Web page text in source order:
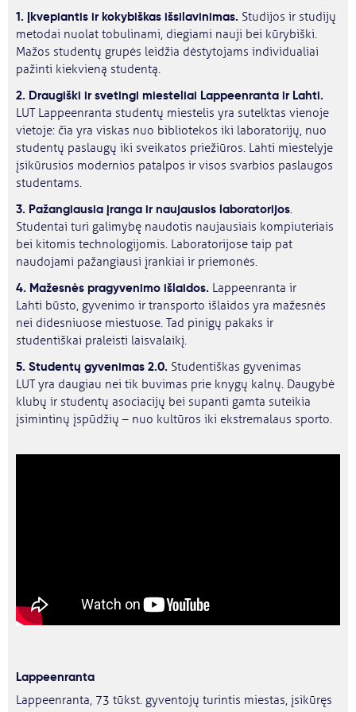
1. Įkvepiantis ir kokybiškas išsilavinimas. Studijos ir studijų
metodai nuolat tobulinami, diegiami nauji bei kūrybiški.
Mažos studentų grupės leidžia dėstytojams individualiai
pažinti kiekvieną studentą.
2. Draugiški ir svetingi miesteliai Lappeenranta ir Lahti.
LUT Lappeenranta studentų miestelis yra sutelktas vienoje
vietoje: čia yra viskas nuo bibliotekos iki laboratorijų, nuo
studentų paslaugų iki sveikatos priežiūros. Lahti miestelyje
įsikūrusios modernios patalpos ir visos svarbios paslaugos
studentams.
3. Pažangiausia įranga ir naujausios laboratorijos.
Studentai turi galimybę naudotis naujausiais kompiuteriais
bei kitomis technologijomis. Laboratorijose taip pat
naudojami pažangiausi įrankiai ir priemonės.
4. Mažesnės pragyvenimo išlaidos. Lappeenranta ir
Lahti būsto, gyvenimo ir transporto išlaidos yra mažesnės
nei didesniuose miestuose. Tad pinigų pakaks ir
studentiškai praleisti laisvalaikį.
5. Studentų gyvenimas 2.0. Studentiškas gyvenimas
LUT yra daugiau nei tik buvimas prie knygų kalnų. Daugybė
klubų ir studentų asociacijų bei supanti gamta suteikia
įsimintinų įspūdžių – nuo ​​kultūros iki ekstremalaus sporto.
Lappeenranta
Lappeenranta, 73 tūkst. gyventojų turintis miestas, įsikūręs